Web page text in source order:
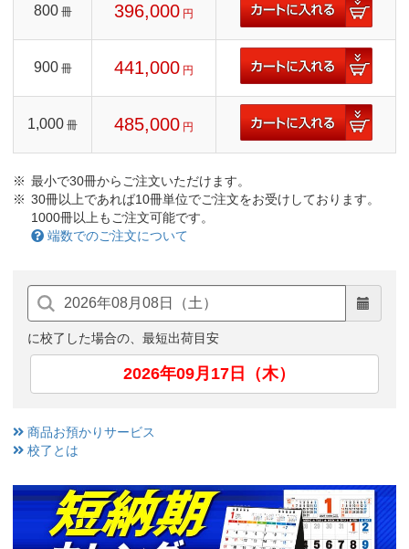
800 冊 396,000 円
900 冊 441,000 円
1,000 冊 485,000 円
最小で30冊からご注文いただけます。
30冊以上であれば10冊単位でご注文をお受けしております。
1000冊以上もご注文可能です。
端数でのご注文について
に校了した場合の、最短出荷目安
2026年09月17日（木）
商品お預かりサービス
校了とは